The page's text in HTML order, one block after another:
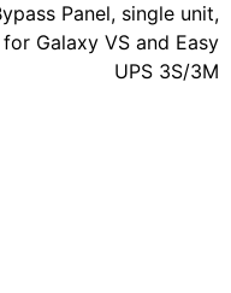
Panel, single unit,
Galaxy VS and Easy
UPS 3S/3M